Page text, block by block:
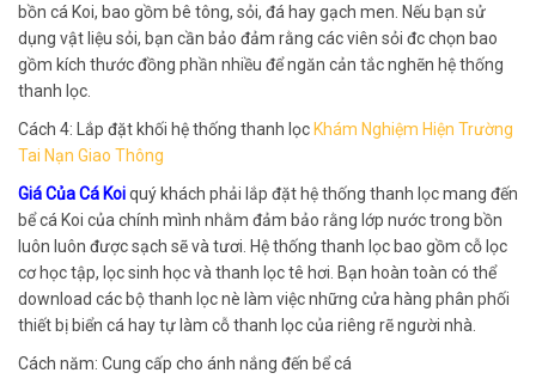
bồn cá Koi, bao gồm bê tông, sỏi, đá hay gạch men. Nếu bạn sử
dụng vật liệu sỏi, bạn cần bảo đảm rằng các viên sỏi đc chọn bao
gồm kích thước đồng phần nhiều để ngăn cản tắc nghẽn hệ thống
thanh lọc.
Cách 4: Lắp đặt khối hệ thống thanh lọcKhám Nghiệm Hiện Trường
Tai Nạn Giao Thông
Giá Của Cá Koiquý khách phải lắp đặt hệ thống thanh lọc mang đến
bể cá Koi của chính mình nhằm đảm bảo rằng lớp nước trong bồn
luôn luôn được sạch sẽ và tươi. Hệ thống thanh lọc bao gồm cỗ lọc
cơ học tập, lọc sinh học và thanh lọc tê hơi. Bạn hoàn toàn có thể
download các bộ thanh lọc nè làm việc những cửa hàng phân phối
thiết bị biển cá hay tự làm cỗ thanh lọc của riêng rẽ người nhà.
Cách năm: Cung cấp cho ánh nắng đến bể cá